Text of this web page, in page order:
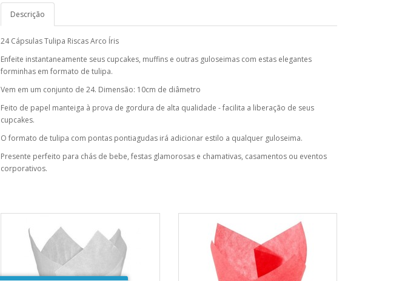
Descrição
24 Cápsulas Tulipa Riscas Arco Íris
Enfeite instantaneamente seus cupcakes, muffins e outras guloseimas com estas elegantes
forminhas em formato de tulipa.
Vem em um conjunto de 24. Dimensão: 10cm de diâmetro
Feito de papel manteiga à prova de gordura de alta qualidade - facilita a liberação de seus
cupcakes.
O formato de tulipa com pontas pontiagudas irá adicionar estilo a qualquer guloseima.
Presente perfeito para chás de bebe, festas glamorosas e chamativas, casamentos ou eventos
corporativos.